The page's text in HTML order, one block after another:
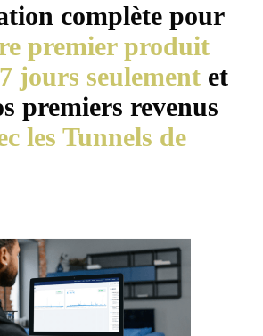
complète pour
premier produit
jours seulement et
premiers revenus
les Tunnels de